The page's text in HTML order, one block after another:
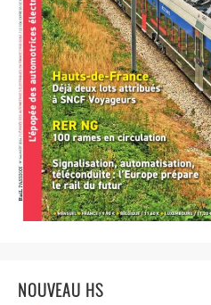
NOUVEAU HS